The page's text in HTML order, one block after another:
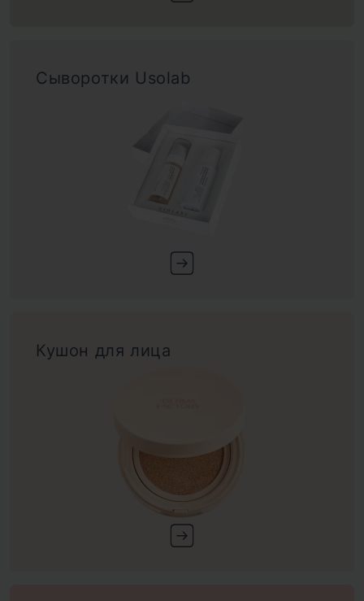
Сыворотки Usolab
Кушон для лица